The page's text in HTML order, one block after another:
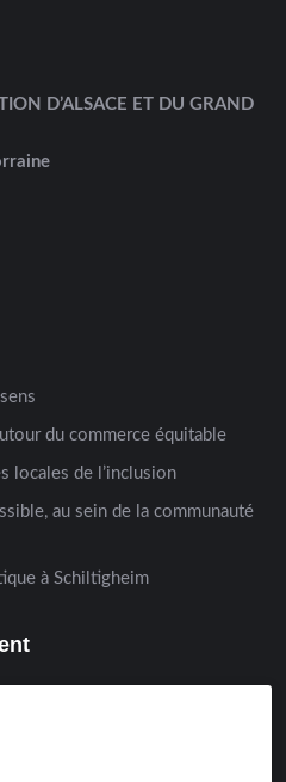
D’ALSACE ET DU GRAND
du commerce équitable
locales de l’inclusion
au sein de la communauté
à Schiltigheim